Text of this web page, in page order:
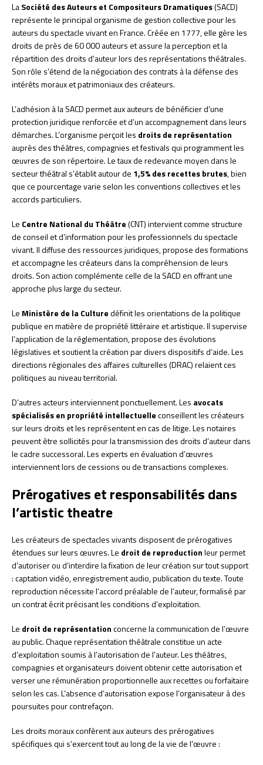
LaSociété des Auteurs et Compositeurs Dramatiques(SACD)
représente le principal organisme de gestion collective pour les
auteurs du spectacle vivant en France. Créée en 1777, elle gère les
droits de près de 60 000 auteurs et assure la perception et la
répartition des droits d’auteur lors des représentations théâtrales.
Son rôle s’étend de la négociation des contrats à la défense des
intérêts moraux et patrimoniaux des créateurs.
L’adhésion à la SACD permet aux auteurs de bénéficier d’une
protection juridique renforcée et d’un accompagnement dans leurs
démarches. L’organisme perçoit les droits de représentation
auprès des théâtres, compagnies et festivals qui programment les
œuvres de son répertoire. Le taux de redevance moyen dans le
secteur théâtral s’établit autour de 1,5% des recettes brutes, bien
que ce pourcentage varie selon les conventions collectives et les
accords particuliers.
Le Centre National du Théâtre(CNT) intervient comme structure
de conseil et d’information pour les professionnels du spectacle
vivant. Il diffuse des ressources juridiques, propose des formations
et accompagne les créateurs dans la compréhension de leurs
droits. Son action complémente celle de la SACD en offrant une
approche plus large du secteur.
Le Ministère de la Culturedéfinit les orientations de la politique
publique en matière de propriété littéraire et artistique. Il supervise
l’application de la réglementation, propose des évolutions
législatives et soutient la création par divers dispositifs d’aide. Les
directions régionales des affaires culturelles (DRAC) relaient ces
politiques au niveau territorial.
D’autres acteurs interviennent ponctuellement. Les avocats
spécialisés en propriété intellectuelleconseillent les créateurs
sur leurs droits et les représentent en cas de litige. Les notaires
peuvent être sollicités pour la transmission des droits d’auteur dans
le cadre successoral. Les experts en évaluation d’œuvres
interviennent lors de cessions ou de transactions complexes.
Prérogatives et responsabilités dans
l’artistic theatre
Les créateurs de spectacles vivants disposent de prérogatives
étendues sur leurs œuvres. Le droit de reproductionleur permet
d’autoriser ou d’interdire la fixation de leur création sur tout support
: captation vidéo, enregistrement audio, publication du texte. Toute
reproduction nécessite l’accord préalable de l’auteur, formalisé par
un contrat écrit précisant les conditions d’exploitation.
Le droit de représentationconcerne la communication de l’œuvre
au public. Chaque représentation théâtrale constitue un acte
d’exploitation soumis à l’autorisation de l’auteur. Les théâtres,
compagnies et organisateurs doivent obtenir cette autorisation et
verser une rémunération proportionnelle aux recettes ou forfaitaire
selon les cas. L’absence d’autorisation expose l’organisateur à des
poursuites pour contrefaçon.
Les droits moraux confèrent aux auteurs des prérogatives
spécifiques qui s’exercent tout au long de la vie de l’œuvre :